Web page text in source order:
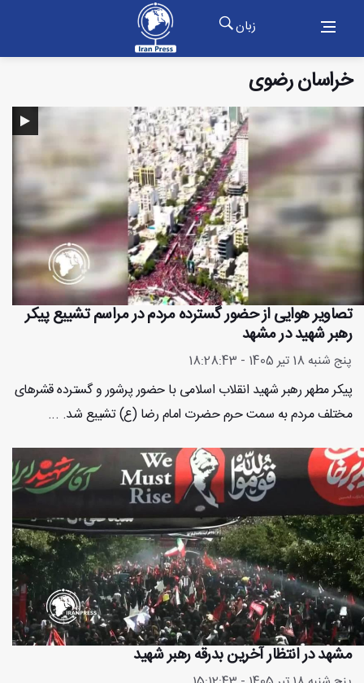
زبان
خراسان رضوی
تصاویر هوایی از حضور گسترده مردم در مراسم تشییع پیکر
رهبر شهید در مشهد
پنج شنبه 18 تیر 1405 - 18:28:43
پیکر مطهر رهبر شهید انقلاب اسلامی با حضور پرشور و گسترده قشرهای
مختلف مردم به سمت حرم حضرت امام رضا (ع) تشییع شد. ...
مشهد در انتظار آخرین بدرقه رهبر شهید